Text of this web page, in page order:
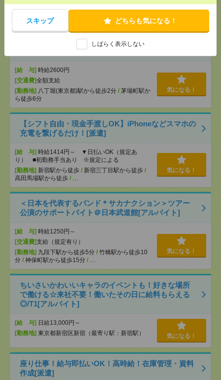
スキップ どちらも気になる！
しばらく表示しない
[交通費]出社時の通勤交通費支給
[勤務地]六本木駅から徒歩3分
気になる！
時給2600円＊ほぼ在宅！週3～4日＆16時迄OK！補助
金申請のサポート業務[派遣]
[給 与] 時給2600円
[交通費]全額支給
[勤務地] 八丁堀(東京都)駅から徒歩2分 / 茅場町駅か
ら徒歩6分
気になる！
【シフト自由・現金手渡しOK】iPhoneなどスマホの
充電を繋げるだけ！[派遣]
[給 与] 時給1414円～ ▼日払いOK（規定あ
り） ■初勤務手当あり ※規定による
[勤務地] 新宿駅から徒歩 / 新宿三丁目駅から徒歩 /
高田馬場駅から徒歩 /
気になる！
＜日本を代表するバンド＊サカナクション＞ツアー
公演のサポートバイト＠日本武道館[アルバイト]
[給 与] 時給1250円～
[交通費]支給（規定有り）
[勤務地] 九段下駅から徒歩5分 / 竹橋駅から徒歩10
分 / 神保町駅から徒歩15分 /
気になる！
ちいさいかわいいキャラのイベントも！好きな場所
で働ける☆来社不要！働いたその日に給料もらえる
◎/T1[アルバイト]
[給 与] 日給13,000円～
[勤務地] 東京都新宿区新宿（最寄り駅：新宿駅） 気になる！
座り仕事！給与即払いOK！高時給！在庫管理・資料
作成[派遣]